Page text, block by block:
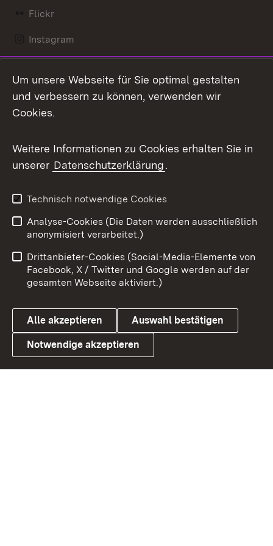
Flickr
Instagram
Mastodon
Messenger
Social Wall
X / Twitter
Youtube
Link zum Landesportal
Benutzungshinweise
Barrierefreiheit
Datenschutz
Cookies
Um unsere Webseite für Sie optimal gestalten
und verbessern zu können, verwenden wir
Cookies.
Weitere Informationen zu Cookies erhalten Sie in
unserer Datenschutzerklärung.
Technisch notwendige Cookies
Analyse-Cookies (Die Daten werden ausschließlich
anonymisiert verarbeitet.)
Drittanbieter-Cookies (Social-Media-Elemente von
Facebook, X / Twitter und Google werden auf der
gesamten Webseite aktiviert.)
Alle akzeptieren Auswahl bestätigen
Notwendige akzeptieren